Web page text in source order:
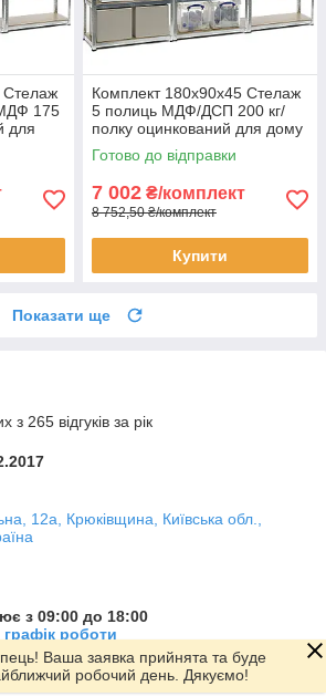
Стелаж
175
для
Комплект 180х90х45 Стелаж
5 полиць МДФ/ДСП 200 кг/
полку оцинкований для дому
офісу склад 3 штуки
Готово до відправки
7 002 ₴/комплект
8 752,50 ₴/комплект
Купити
Показати ще
з 265 відгуків за рік
12а, Крюківщина, Київська обл.,
з 09:00 до 18:00
роботи
Ваша заявка прийнята та буде
робочий день. Дякуємо!